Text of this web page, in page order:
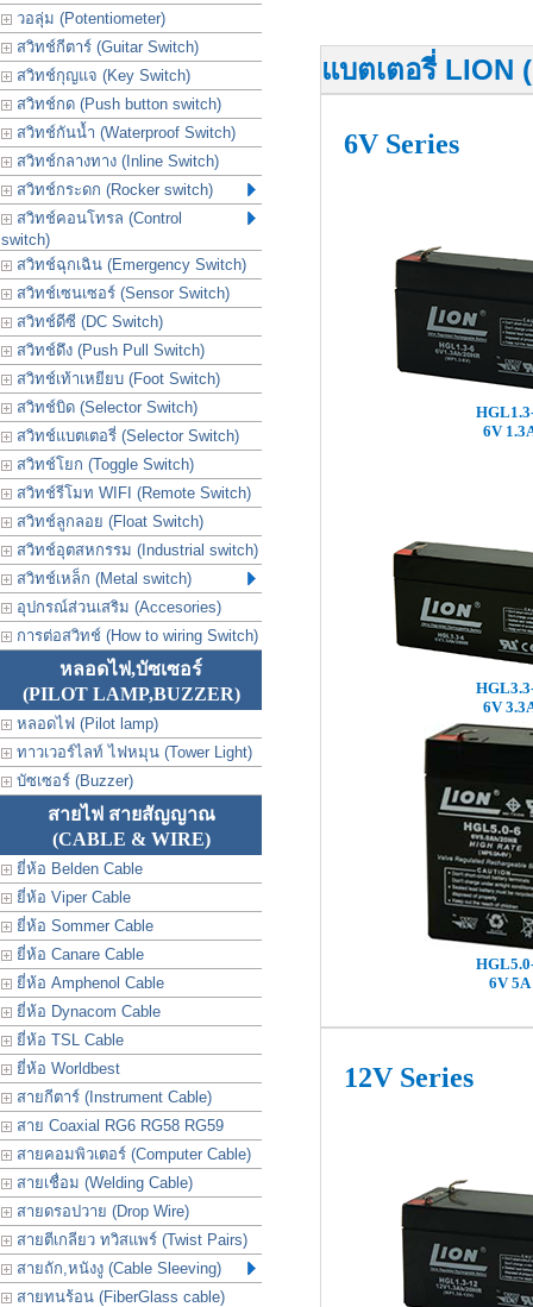
วอลุ่ม (Potentiometer)
สวิทช์กีตาร์ (Guitar Switch)
สวิทช์กุญแจ (Key Switch)
สวิทช์กด (Push button switch)
สวิทช์กันน้ำ (Waterproof Switch)
สวิทช์กลางทาง (Inline Switch)
สวิทช์กระดก (Rocker switch)
สวิทช์คอนโทรล (Control
switch)
สวิทช์ฉุกเฉิน (Emergency Switch)
สวิทช์เซนเซอร์ (Sensor Switch)
สวิทช์ดีซี (DC Switch)
สวิทช์ดึง (Push Pull Switch)
สวิทช์เท้าเหยียบ (Foot Switch)
สวิทช์บิด (Selector Switch)
สวิทช์แบตเตอรี่ (Selector Switch)
สวิทช์โยก (Toggle Switch)
สวิทช์รีโมท WIFI (Remote Switch)
สวิทช์ลูกลอย (Float Switch)
สวิทช์อุตสหกรรม (Industrial switch)
สวิทช์เหล็ก (Metal switch)
อุปกรณ์ส่วนเสริม (Accesories)
การต่อสวิทช์ (How to wiring Switch)
หลอดไฟ,บัซเซอร์
(PILOT LAMP,BUZZER)
หลอดไฟ (Pilot lamp)
ทาวเวอร์ไลท์ ไฟหมุน (Tower Light)
บัซเซอร์ (Buzzer)
สายไฟ สายสัญญาณ
(CABLE & WIRE)
ยี่ห้อ Belden Cable
ยี่ห้อ Viper Cable
ยี่ห้อ Sommer Cable
ยี่ห้อ Canare Cable
ยี่ห้อ Amphenol Cable
ยี่ห้อ Dynacom Cable
ยี่ห้อ TSL Cable
ยี่ห้อ Worldbest
สายกีตาร์ (Instrument Cable)
สาย Coaxial RG6 RG58 RG59
สายคอมพิวเตอร์ (Computer Cable)
สายเชื่อม (Welding Cable)
สายดรอปวาย (Drop Wire)
สายตีเกลียว ทวิสแพร์ (Twist Pairs)
สายถัก,หนังงู (Cable Sleeving)
สายทนร้อน (FiberGlass cable)
แบตเตอรี่ LION
6VSeries
6V
6V
6V 5A
12V Series